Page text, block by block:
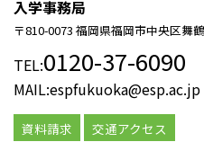
入学事務局
〒810-0073 福岡県福岡市中央区舞
TEL:0120-37-6090
MAIL:espfukuoka@esp.ac.jp
資料請求 交通アクセス